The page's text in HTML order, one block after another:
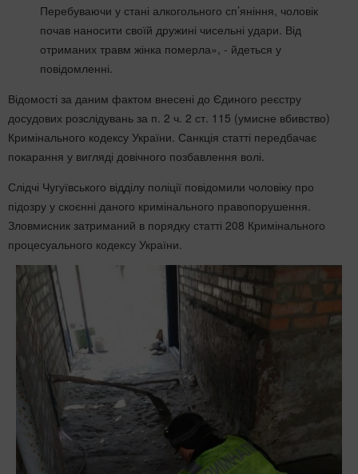
Перебуваючи у стані алкогольного сп’яніння, чоловік
почав наносити своїй дружині чисельні удари. Від
отриманих травм жінка померла», - йдеться у
повідомленні.
Відомості за даним фактом внесені до Єдиного реєстру
досудових розслідувань за п. 2 ч. 2 ст. 115 (умисне вбивство)
Кримінального кодексу України. Санкція статті передбачає
покарання у вигляді довічного позбавлення волі.
Слідчі Чугуївського відділу поліції повідомили чоловіку про
підозру у скоєнні даного кримінального правопорушення.
Зловмисник затриманий в порядку статті 208 Кримінального
процесуального кодексу України.